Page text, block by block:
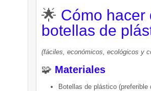
🌟 Cómo hacer
botellas de
(fáciles, económicos, ecológicos y
🧩 Materiales
Botellas de plástico